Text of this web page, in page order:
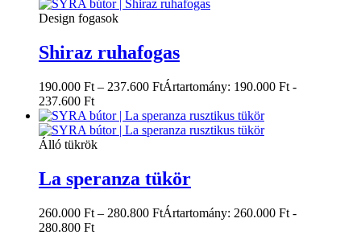
Design fogasok
Shiraz ruhafogas
190.000 Ft – 237.600 FtÁrtartomány: 190.000 Ft -
237.600 Ft
Álló tükrök
La speranza tükör
260.000 Ft – 280.800 FtÁrtartomány: 260.000 Ft -
280.800 Ft